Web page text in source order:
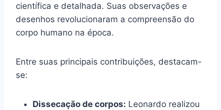
científica e detalhada. Suas observações e
desenhos revolucionaram a compreensão do
corpo humano na época.
Entre suas principais contribuições, destacam-
se:
Dissecação de corpos: Leonardo realizou